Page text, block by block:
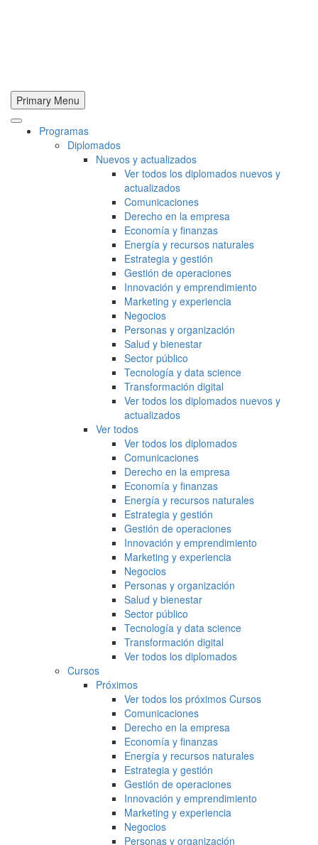
Primary Menu
Programas
Diplomados
Nuevos y actualizados
Ver todos los diplomados nuevos y
actualizados
Comunicaciones
Derecho en la empresa
Economía y finanzas
Energía y recursos naturales
Estrategia y gestión
Gestión de operaciones
Innovación y emprendimiento
Marketing y experiencia
Negocios
Personas y organización
Salud y bienestar
Sector público
Tecnología y data science
Transformación digital
Ver todos los diplomados nuevos y
actualizados
Ver todos
Ver todos los diplomados
Comunicaciones
Derecho en la empresa
Economía y finanzas
Energía y recursos naturales
Estrategia y gestión
Gestión de operaciones
Innovación y emprendimiento
Marketing y experiencia
Negocios
Personas y organización
Salud y bienestar
Sector público
Tecnología y data science
Transformación digital
Ver todos los diplomados
Cursos
Próximos
Ver todos los próximos Cursos
Comunicaciones
Derecho en la empresa
Economía y finanzas
Energía y recursos naturales
Estrategia y gestión
Gestión de operaciones
Innovación y emprendimiento
Marketing y experiencia
Negocios
Personas y organización